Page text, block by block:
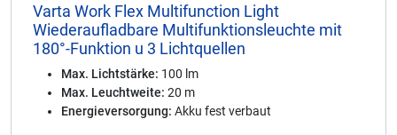
Varta Work Flex Multifunction Light
Wiederaufladbare Multifunktionsleuchte mit
180°-Funktion u 3 Lichtquellen
Max. Lichtstärke: 100 lm
Max. Leuchtweite: 20 m
Energieversorgung: Akku fest verbaut